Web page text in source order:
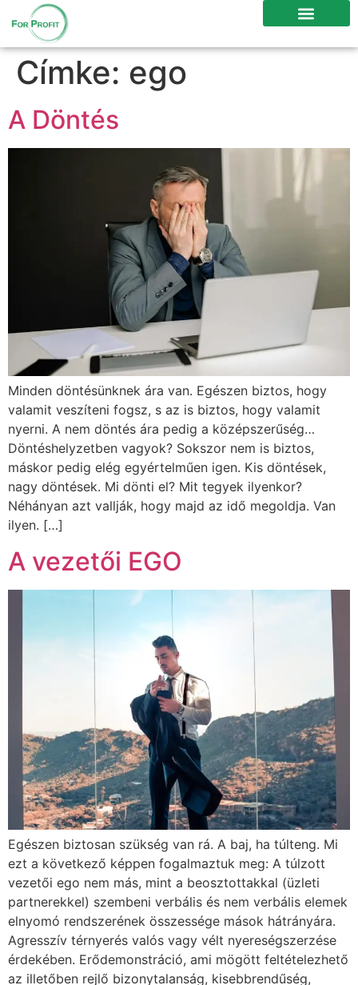
Címke: ego
A Döntés
Minden döntésünknek ára van. Egészen biztos, hogy
valamit veszíteni fogsz, s az is biztos, hogy valamit
nyerni. A nem döntés ára pedig a középszerűség…
Döntéshelyzetben vagyok? Sokszor nem is biztos,
máskor pedig elég egyértelműen igen. Kis döntések,
nagy döntések. Mi dönti el? Mit tegyek ilyenkor?
Néhányan azt vallják, hogy majd az idő megoldja. Van
ilyen. […]
A vezetői EGO
Egészen biztosan szükség van rá. A baj, ha túlteng. Mi
ezt a következő képpen fogalmaztuk meg: A túlzott
vezetői ego nem más, mint a beosztottakkal (üzleti
partnerekkel) szembeni verbális és nem verbális elemek
elnyomó rendszerének összessége mások hátrányára.
Agresszív térnyerés valós vagy vélt nyereségszerzése
érdekében. Erődemonstráció, ami mögött feltételezhető
az illetőben rejlő bizonytalanság, kisebbrendűség,